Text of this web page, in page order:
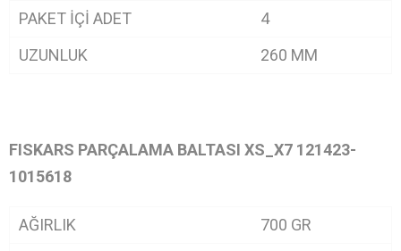
PAKET İÇİ ADET
4
UZUNLUK
260 MM
FISKARS PARÇALAMA BALTASI XS_X7 121423-
1015618
AĞIRLIK
700 GR